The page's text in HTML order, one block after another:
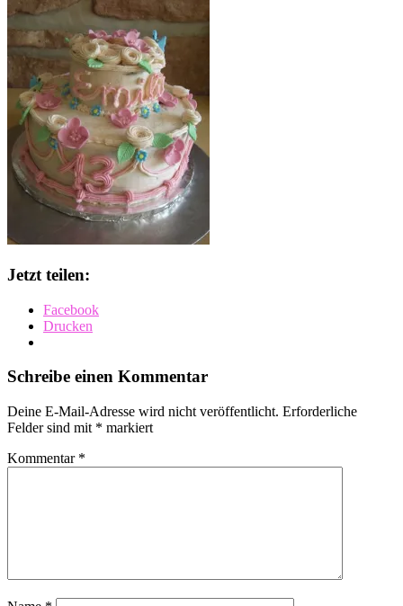
Jetzt teilen:
Facebook
Drucken
Schreibe einen Kommentar
Deine E-Mail-Adresse wird nicht veröffentlicht. Erforderliche
Felder sind mit * markiert
Kommentar *